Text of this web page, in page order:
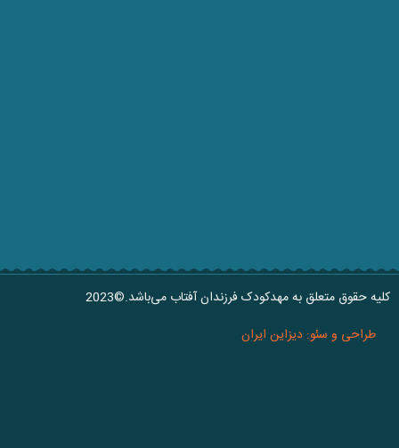
کلیه حقوق متعلق به مهدکودک فرزندان آفتاب می‌باشد.©2023
طراحی و سئو: دیزاین ایران